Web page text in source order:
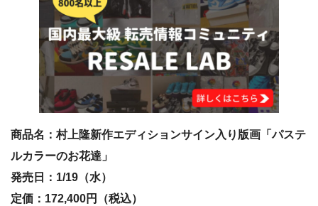
商品名：村上隆新作エディションサイン入り版画「パステ
ルカラーのお花達」
発売日：1/19（水）
定価：172,400円（税込）